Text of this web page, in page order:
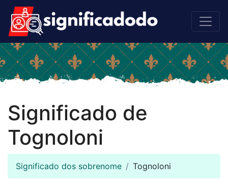
Significado de
Tognoloni
Significado dos sobrenome Tognoloni